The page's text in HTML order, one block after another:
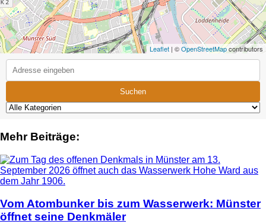
Leaflet | ©OpenStreetMapcontributors
Suchen
Mehr Beiträge:
Vom Atombunker bis zum Wasserwerk: Münster
öffnet seine Denkmäler